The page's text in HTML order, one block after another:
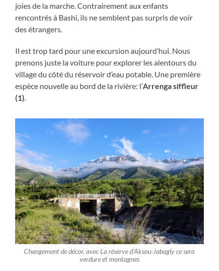
joies de la marche. Contrairement aux enfants
rencontrés à Bashi, ils ne semblent pas surpris de voir
des étrangers.
Il est trop tard pour une excursion aujourd’hui. Nous
prenons juste la voiture pour explorer les alentours du
village du côté du réservoir d’eau potable. Une première
espèce nouvelle au bord de la rivière: l’Arrenga siffleur
(1)
Changement de décor, avec La réserve d’Aksou-Jabagly ce sera
verdure et montagnes